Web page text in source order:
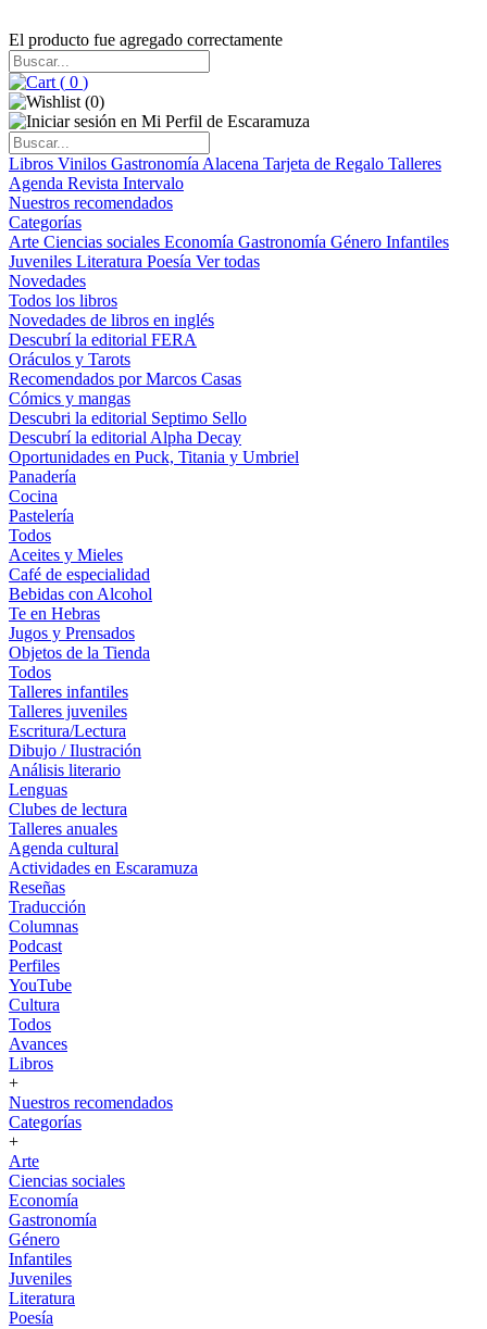
El producto fue agregado correctamente
( 0 )
(0)
Libros Vinilos Gastronomía Alacena Tarjeta de Regalo Talleres
Agenda Revista Intervalo
Nuestros recomendados
Categorías
Arte Ciencias sociales Economía Gastronomía Género Infantiles
Juveniles Literatura Poesía Ver todas
Novedades
Todos los libros
Novedades de libros en inglés
Descubrí la editorial FERA
Oráculos y Tarots
Recomendados por Marcos Casas
Cómics y mangas
Descubri la editorial Septimo Sello
Descubrí la editorial Alpha Decay
Oportunidades en Puck, Titania y Umbriel
Panadería
Cocina
Pastelería
Todos
Aceites y Mieles
Café de especialidad
Bebidas con Alcohol
Te en Hebras
Jugos y Prensados
Objetos de la Tienda
Todos
Talleres infantiles
Talleres juveniles
Escritura/Lectura
Dibujo / Ilustración
Análisis literario
Lenguas
Clubes de lectura
Talleres anuales
Agenda cultural
Actividades en Escaramuza
Reseñas
Traducción
Columnas
Podcast
Perfiles
YouTube
Cultura
Todos
Avances
Libros
+
Nuestros recomendados
Categorías
+
Arte
Ciencias sociales
Economía
Gastronomía
Género
Infantiles
Juveniles
Literatura
Poesía